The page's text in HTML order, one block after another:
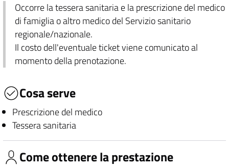
Occorre la tessera sanitaria e la prescrizione del medico
di famiglia o altro medico del Servizio sanitario
regionale/nazionale.
Il costo dell'eventuale ticket viene comunicato al
momento della prenotazione.
Cosa serve
Prescrizione del medico
Tessera sanitaria
Come ottenere la prestazione